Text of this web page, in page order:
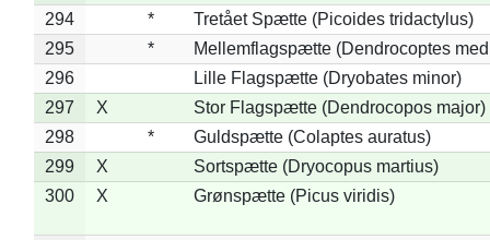
294
*
Tretået Spætte (Picoides tridactylus)
295
*
Mellemflagspætte (Dendrocoptes
296
Lille Flagspætte (Dryobates minor)
297
X
Stor Flagspætte (Dendrocopos major)
298
*
Guldspætte (Colaptes auratus)
299
X
Sortspætte (Dryocopus martius)
300
X Grønspætte (Picus viridis)